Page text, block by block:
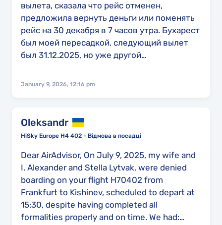
вылета, сказала что рейс отменен,
предложила вернуть деньги или поменять
рейс на 30 декабря в 7 часов утра. Бухарест
был моей пересадкой, следующий вылет
был 31.12.2025, но уже другой
мой вопрос кто оплатит мне проживание на
взять билет из Кишинэу в Бухарест у
другой авиакомпании, за цену за больше
чем 50€.
January 9, 2026, 12:16 pm
Oleksandr
HiSky Europe H4 402 - Відмова в посадці
Dear AirAdvisor, On July 9, 2025, my wife and
I, Alexander and Stella Lytvak, were denied
boarding on your flight H70402 from
Frankfurt to Kishinev, scheduled to depart at
15:30, despite having completed all
formalities properly and on time. We had: